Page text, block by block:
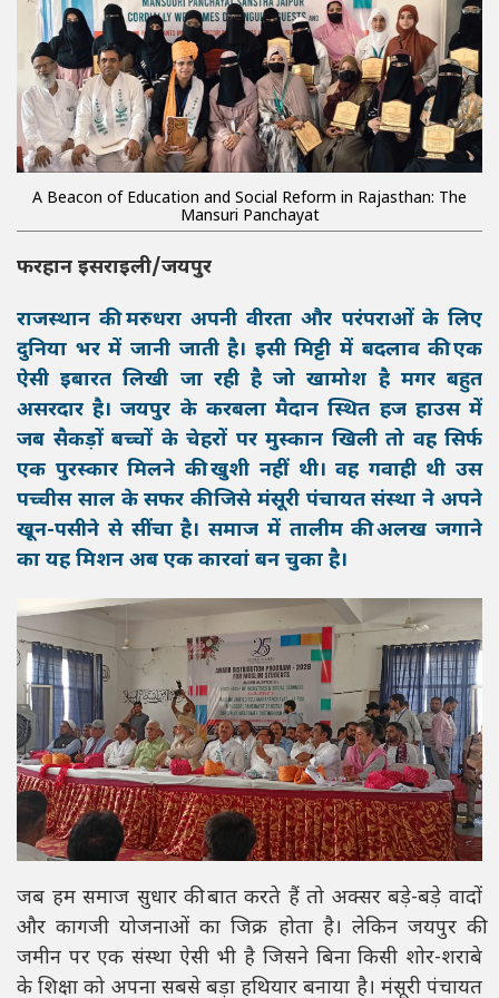
A Beacon of Education and Social Reform in Rajasthan: The
Mansuri Panchayat
फरहान इसराइली/जयपुर
राजस्थान की मरुधरा अपनी वीरता और परंपराओं के लिए
दुनिया भर में जानी जाती है। इसी मिट्टी में बदलाव की एक
ऐसी इबारत लिखी जा रही है जो खामोश है मगर बहुत
असरदार है। जयपुर के करबला मैदान स्थित हज हाउस में
जब सैकड़ों बच्चों के चेहरों पर मुस्कान खिली तो वह सिर्फ
एक पुरस्कार मिलने की खुशी नहीं थी। वह गवाही थी उस
पच्चीस साल के सफर की जिसे मंसूरी पंचायत संस्था ने अपने
खून-पसीने से सींचा है। समाज में तालीम की अलख जगाने
का यह मिशन अब एक कारवां बन चुका है।
जब हम समाज सुधार की बात करते हैं तो अक्सर बड़े-बड़े वादों
और कागजी योजनाओं का जिक्र होता है। लेकिन जयपुर की
जमीन पर एक संस्था ऐसी भी है जिसने बिना किसी शोर-शराबे
के शिक्षा को अपना सबसे बड़ा हथियार बनाया है। मंसूरी पंचायत